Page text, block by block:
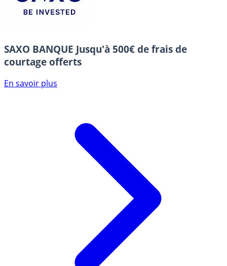
SAXO BANQUE Jusqu'à 500€ de frais de
courtage offerts
En savoir plus